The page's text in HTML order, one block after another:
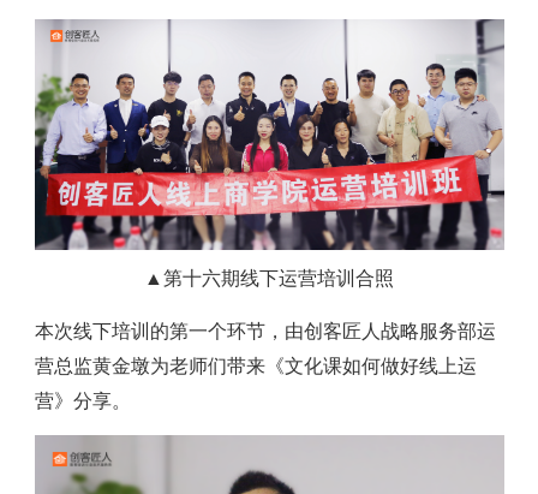
▲第十六期线下运营培训合照
本次线下培训的第一个环节，由创客匠人战略服务部运
营总监黄金墩为老师们带来《文化课如何做好线上运
营》分享。